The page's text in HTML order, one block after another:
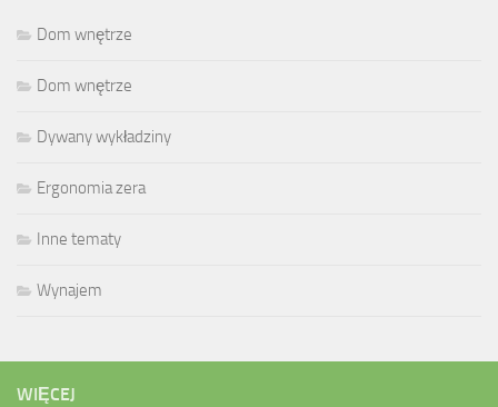
Dom wnętrze
Dom wnętrze
Dywany wykładziny
Ergonomia zera
Inne tematy
Wynajem
WIĘCEJ